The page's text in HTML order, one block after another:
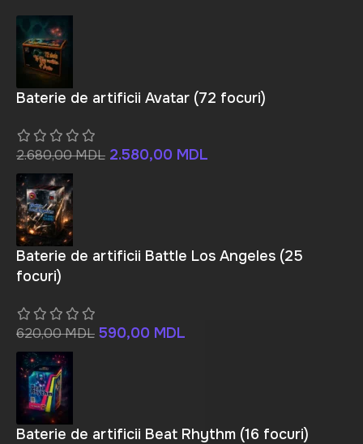
Baterie de artificii Avatar (72 focuri)
2.680,00MDL 2.580,00 MDL
Baterie de artificii Battle Los Angeles (25
focuri)
620,00MDL 590,00 MDL
Baterie de artificii Beat Rhythm (16 focuri)